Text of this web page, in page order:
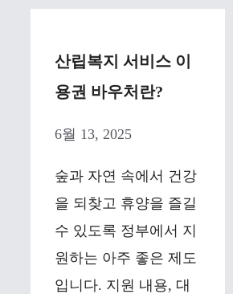
산립복지 서비스 이
용권 바우처란?
6월 13, 2025
숲과 자연 속에서 건강
을 되찾고 휴양을 즐길
수 있도록 정부에서 지
원하는 아주 좋은 제도
입니다. 지원 내용, 대